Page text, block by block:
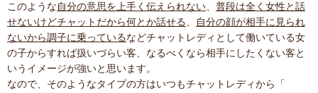
このような自分の意思を上手く伝えられない、 普段は全く女性と話
せないけどチャットだから何とか話せる、
自分の顔が相手に見られ
ないから調子に乗っているなどチャットレディとして働いている女
の子からすれば扱いづらい客、なるべくなら相手にしたくない客と
いうイメージが強いと思います。
なので、そのようなタイプの方はいつもチャットレディから「